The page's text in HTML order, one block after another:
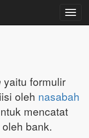
yaitu formulir
oleh nasabah
mencatat
bank.